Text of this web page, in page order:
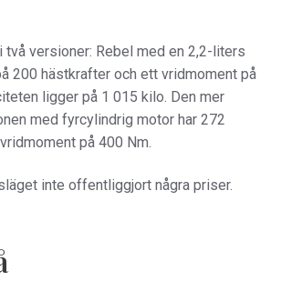
två versioner: Rebel med en 2,2-liters
200 hästkrafter och ett vridmoment på
ligger på 1 015 kilo. Den mer
med fyrcylindrig motor har 272
på 400 Nm.
inte offentliggjort några priser.